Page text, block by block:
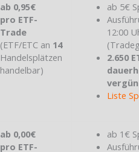
ab 0,95€
pro ETF-
Trade
(ETF/ETC an 14
Handelsplätzen
handelbar)
ab 5€
12:00
2.650
Liste
ab 0,00€
pro ETF-
ab 1€